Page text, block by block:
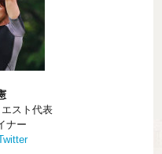
スト代表
ナー